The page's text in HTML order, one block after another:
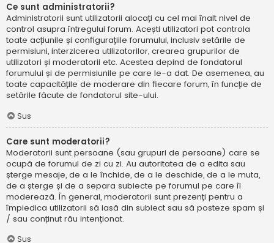
Ce sunt administratorii?
Administratorii sunt utilizatorii alocați cu cel mai înalt nivel de
control asupra întregului forum. Acești utilizatori pot controla
toate acțiunile și configurațiile forumului, inclusiv setările de
permisiuni, interzicerea utilizatorilor, crearea grupurilor de
utilizatori și moderatorii etc. Acestea depind de fondatorul
forumului și de permisiunile pe care le-a dat. De asemenea, au
toate capacitățile de moderare din fiecare forum, în funcție de
setările făcute de fondatorul site-ului.
Sus
Care sunt moderatorii?
Moderatorii sunt persoane (sau grupuri de persoane) care se
ocupă de forumul de zi cu zi. Au autoritatea de a edita sau
șterge mesaje, de a le închide, de a le deschide, de a le muta,
de a șterge și de a separa subiecte pe forumul pe care îl
moderează. În general, moderatorii sunt prezenți pentru a
împiedica utilizatorii să iasă din subiect sau să posteze spam și
/ sau conținut rău intenționat.
Sus